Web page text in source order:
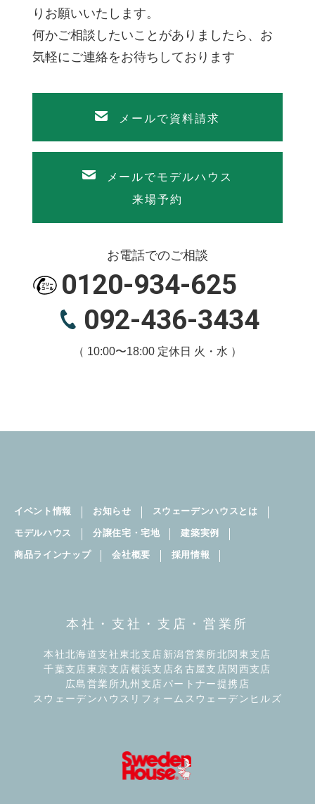
りお願いいたします。
何かご相談したいことがありましたら、お
気軽にご連絡をお待ちしております
メールで資料請求
メールでモデルハウス
来場予約
お電話でのご相談
0120-934-625
092-436-3434
（ 10:00〜18:00 定休日 火・水 ）
イベント情報 お知らせ スウェーデンハウスとは
モデルハウス 分譲住宅・宅地 建築実例
商品ラインナップ 会社概要 採用情報
本社・支社・支店・営業所
本社北海道支社東北支店 新潟営業所北関東支店
千葉支店 東京支店 横浜支店名古屋支店 関西支店
広島営業所九州支店 パートナー提携店
スウェーデンハウスリフォーム スウェーデンヒルズ